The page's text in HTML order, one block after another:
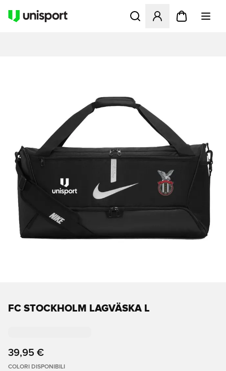
Apre una finestra modale
FC STOCKHOLM LAGVÄSKA L
39,95 €
COLORI DISPONIBILI